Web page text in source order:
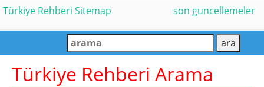
Türkiye Rehberi Sitemap son guncellemeler
Türkiye Rehberi Arama